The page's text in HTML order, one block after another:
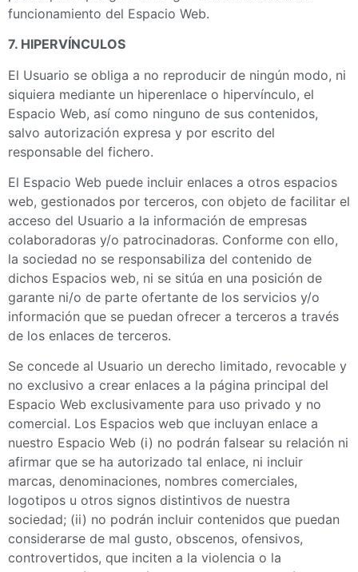
funcionamiento del Espacio Web.
7. HIPERVÍNCULOS
El Usuario se obliga a no reproducir de ningún modo, ni
siquiera mediante un hiperenlace o hipervínculo, el
Espacio Web, así como ninguno de sus contenidos,
salvo autorización expresa y por escrito del
responsable del fichero.
El Espacio Web puede incluir enlaces a otros espacios
web, gestionados por terceros, con objeto de facilitar el
acceso del Usuario a la información de empresas
colaboradoras y/o patrocinadoras. Conforme con ello,
la sociedad no se responsabiliza del contenido de
dichos Espacios web, ni se sitúa en una posición de
garante ni/o de parte ofertante de los servicios y/o
información que se puedan ofrecer a terceros a través
de los enlaces de terceros.
Se concede al Usuario un derecho limitado, revocable y
no exclusivo a crear enlaces a la página principal del
Espacio Web exclusivamente para uso privado y no
comercial. Los Espacios web que incluyan enlace a
nuestro Espacio Web (i) no podrán falsear su relación ni
afirmar que se ha autorizado tal enlace, ni incluir
marcas, denominaciones, nombres comerciales,
logotipos u otros signos distintivos de nuestra
sociedad; (ii) no podrán incluir contenidos que puedan
considerarse de mal gusto, obscenos, ofensivos,
controvertidos, que inciten a la violencia o la